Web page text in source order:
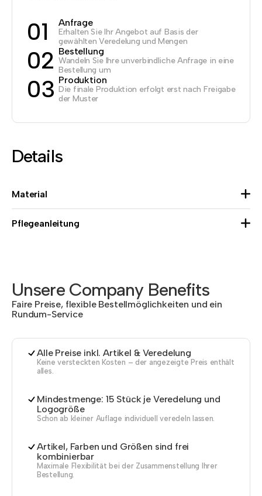
01 Anfrage
Erhalten Sie Ihr Angebot auf Basis der
gewählten Veredelung und Mengen
02 Bestellung
Wandeln Sie Ihre unverbindliche Anfrage in eine
Bestellung um
03 Produktion
Die finale Produktion erfolgt erst nach Freigabe
der Muster
Details
Material
Pflegeanleitung
Unsere Company Benefits
Faire Preise, flexible Bestellmöglichkeiten und ein
Rundum-Service
Alle Preise inkl. Artikel & Veredelung
Keine versteckten Kosten – der angezeigte Preis enthält
alles.
Mindestmenge: 15 Stück je Veredelung und
Logogröße
Schon ab kleiner Auflage individuell veredeln lassen.
Artikel, Farben und Größen sind frei
kombinierbar
Maximale Flexibilität bei der Zusammenstellung Ihrer
Bestellung.